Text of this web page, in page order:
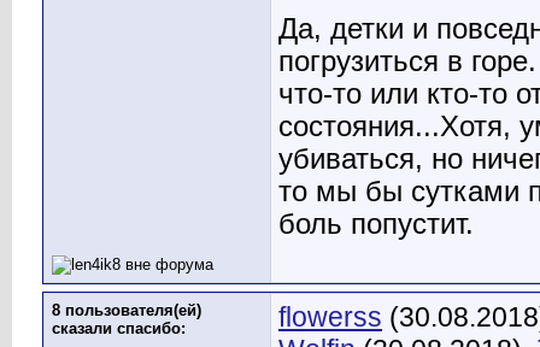
Да, детки и
погрузиться в
что-то или кто-то
состояния...Хотя,
убиваться, но
то мы бы сутками
боль попустит.
8 пользователя(ей)
сказали cпасибо:
flowerss